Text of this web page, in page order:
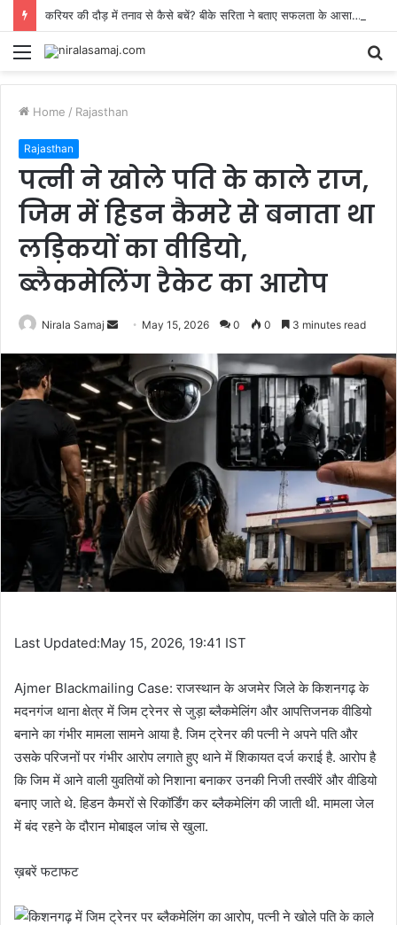
करियर की दौड़ में तनाव से कैसे बचें? बीके सरिता ने बताए सफलता के आसान मंत्र
Menu
Home / Rajasthan
Rajasthan
पत्नी ने खोले पति के काले राज,
जिम में हिडन कैमरे से बनाता था
लड़िकयों का वीडियो,
ब्लैकमेलिंग रैकेट का आरोप
Nirala Samaj
Send
email
May 15, 2026 0 0 3 minutes read
Last Updated:May 15, 2026, 19:41 IST
Ajmer Blackmailing Case: राजस्थान के अजमेर जिले के किशनगढ़ के
मदनगंज थाना क्षेत्र में जिम ट्रेनर से जुड़ा ब्लैकमेलिंग और आपत्तिजनक वीडियो
बनाने का गंभीर मामला सामने आया है. जिम ट्रेनर की पत्नी ने अपने पति और
उसके परिजनों पर गंभीर आरोप लगाते हुए थाने में शिकायत दर्ज कराई है. आरोप है
कि जिम में आने वाली युवतियों को निशाना बनाकर उनकी निजी तस्वीरें और वीडियो
बनाए जाते थे. हिडन कैमरों से रिकॉर्डिंग कर ब्लैकमेलिंग की जाती थी. मामला जेल
में बंद रहने के दौरान मोबाइल जांच से खुला.
ख़बरें फटाफट